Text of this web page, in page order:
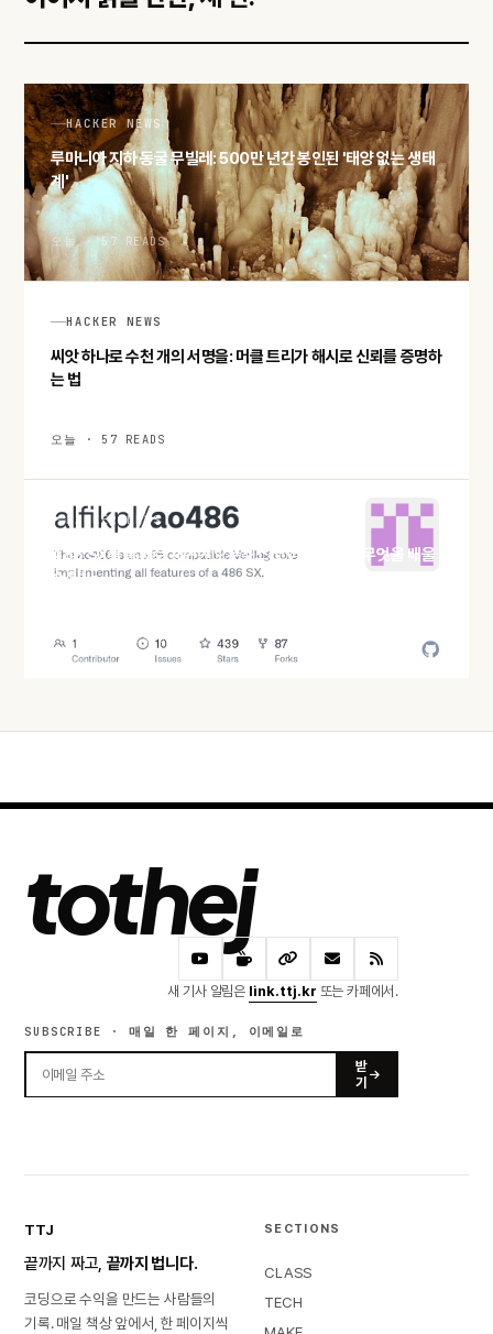
HACKER NEWS
루마니아 지하 동굴 무빌레: 500만 년간 봉인된 '태양 없는 생태
계'
오늘 · 57 READS
HACKER NEWS
씨앗 하나로 수천 개의 서명을: 머클 트리가 해시로 신뢰를 증명하
는 법
오늘 · 57 READS
HACKER NEWS
486 SX를 통째로 재현한 오픈소스 코어 ao486, 무엇을 배울
수 있나
오늘 · 59 READS
tothej
새 기사 알림은 link.ttj.kr 또는 카페에서.
SUBSCRIBE · 매일 한 페이지, 이메일로
받
기
TTJ
끝까지 짜고, 끝까지 법니다.
코딩으로 수익을 만드는 사람들의
기록. 매일 책상 앞에서, 한 페이지씩
SECTIONS
CLASS
TECH